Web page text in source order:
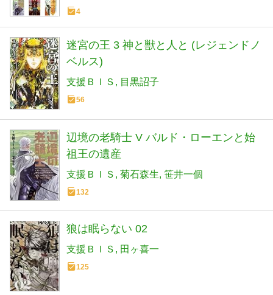
4
迷宮の王 3 神と獣と人と (レジェンドノ
ベルス)
支援ＢＩＳ 目黒詔子
56
辺境の老騎士 V バルド・ローエンと始
祖王の遺産
支援ＢＩＳ 菊石森生 笹井一個
132
狼は眠らない 02
支援ＢＩＳ 田ヶ喜一
125